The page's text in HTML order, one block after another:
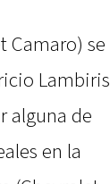
Camaro) se
Lambiris
alguna de
en la